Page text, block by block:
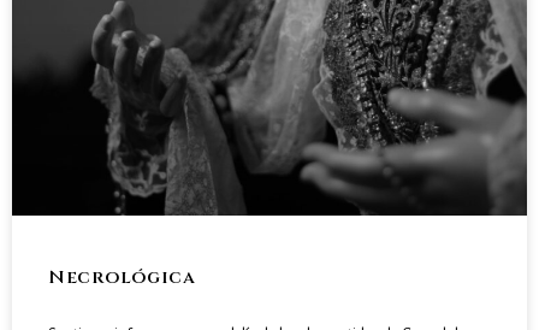
Necrológica